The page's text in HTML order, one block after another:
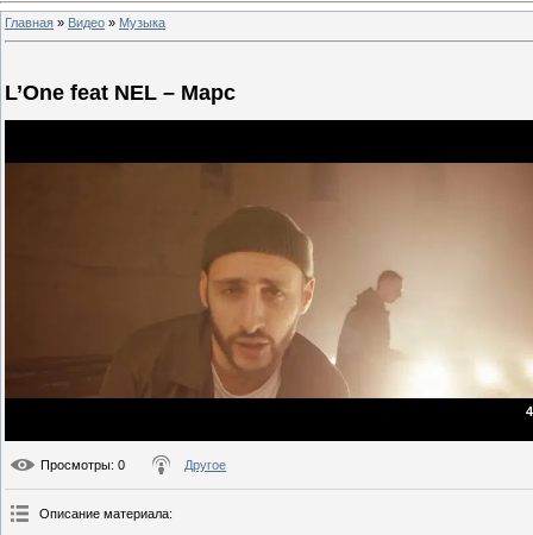
Главная » Видео » Музыка
L’One feat NEL – Марс
Просмотры: 0 Другое
Описание материала: